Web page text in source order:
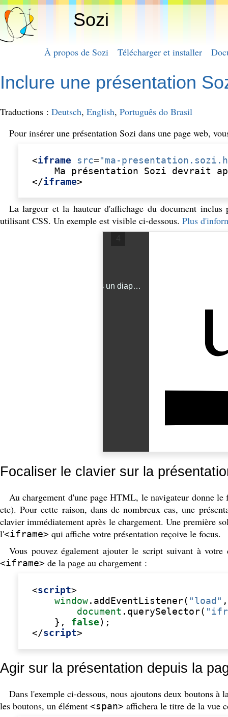
Sozi
À propos de Sozi Télécharger et installer
Inclure une présentation
Traductions : Deutsch, English, Português do Brasil
Pour insérer une présentation Sozi dans une page web,
<iframe src="ma-
</iframe>
La largeur et la hauteur d'affichage du document
utilisant CSS. Un exemple est visible ci-dessous. Plus
Focaliser le clavier sur la
Au chargement d'une page HTML, le navigateur donne
etc). Pour cette raison, dans de nombreux cas, une
clavier immédiatement après le chargement. Une première
l'<iframe> qui affiche votre présentation reçoive le focus.
Vous pouvez également ajouter le script suivant à
<iframe> de la page au chargement :
<script>
window. addEventListener( "load" ,
document . querySelector(
},
false);
</script>
Agir sur la présentation depuis la
Dans l'exemple ci-dessous, nous ajoutons deux boutons
les boutons, un élément <span> affichera le titre de la vue